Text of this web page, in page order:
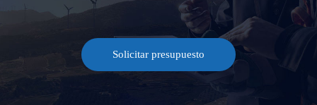
Solicitar presupuesto